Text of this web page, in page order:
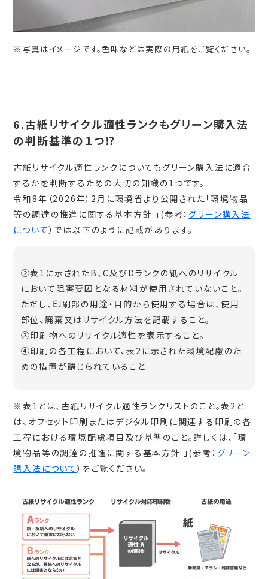
※写真はイメージです。色味などは実際の用紙をご覧ください。
6.古紙リサイクル適性ランクもグリーン購入法
の判断基準の１つ⁉
古紙リサイクル適性ランクについてもグリーン購入法に適合
するかを判断するための大切の知識の1つです。
令和8年（2026年）2月に環境省より公開された「環境物品
等の調達の推進に関する基本方針 」(参考： グリーン購入法
について）では以下のように記載があります。
②表1に示されたB、C及びDランクの紙へのリサイクル
において阻害要因となる材料が使用されていないこと。
ただし、印刷部の用途・目的から使用する場合は、使用
部位、廃棄又はリサイクル方法を記載すること。
③印刷物へのリサイクル適性を表示すること。
④印刷の各工程において、表2に示された環境配慮のた
めの措置が講じられていること
※表1とは、古紙リサイクル適性ランクリストのこと。表2と
は、オフセット印刷またはデジタル印刷に関連する印刷の各
工程における環境配慮項目及び基準のこと。詳しくは、「環
境物品等の調達の推進に関する基本方針 」(参考： グリーン
購入法について）をご覧ください。